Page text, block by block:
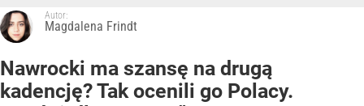
Autor:
Magdalena Frindt
Nawrocki ma szansę na drugą
kadencję? Tak ocenili go Polacy.